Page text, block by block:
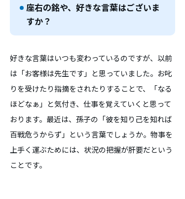
座右の銘や、好きな言葉はございま
すか？
好きな言葉はいつも変わっているのですが、以前
は「お客様は先生です」と思っていました。お叱
りを受けたり指摘をされたりすることで、「なる
ほどなぁ」と気付き、仕事を覚えていくと思って
おります。最近は、孫子の「彼を知り己を知れば
百戦危うからず」という言葉でしょうか。物事を
上手く運ぶためには、状況の把握が肝要だという
ことです。